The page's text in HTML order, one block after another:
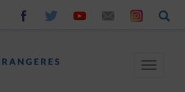
Toggle